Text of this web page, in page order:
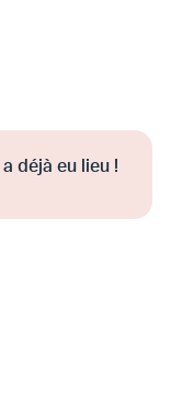
déjà eu lieu !